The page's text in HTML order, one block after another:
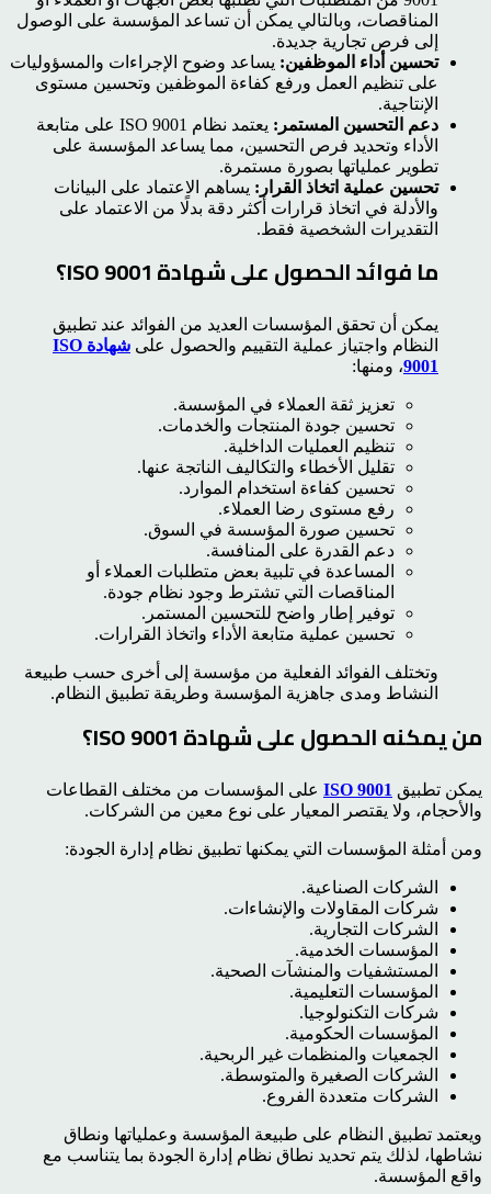
المناقصات، وبالتالي يمكن أن تساعد المؤسسة على الوصول
إلى فرص تجارية جديدة.
تحسين أداء الموظفين: يساعد وضوح الإجراءات والمسؤوليات
على تنظيم العمل ورفع كفاءة الموظفين وتحسين مستوى
الإنتاجية.
دعم التحسين المستمر:
يعتمد نظام ISO 9001 على متابعة
الأداء وتحديد فرص التحسين، مما يساعد المؤسسة على
تطوير عملياتها بصورة مستمرة.
تحسين عملية اتخاذ القرار: يساهم الاعتماد على البيانات
والأدلة في اتخاذ قرارات أكثر دقة بدلًا من الاعتماد على
التقديرات الشخصية فقط.
ما فوائد الحصول على شهادة ISO 9001؟
يمكن أن تحقق المؤسسات العديد من الفوائد عند تطبيق
النظام واجتياز عملية التقييم والحصول على
شهادة ISO
9001، ومنها:
تعزيز ثقة العملاء في المؤسسة.
تحسين جودة المنتجات والخدمات.
تنظيم العمليات الداخلية.
تقليل الأخطاء والتكاليف الناتجة عنها.
تحسين كفاءة استخدام الموارد.
رفع مستوى رضا العملاء.
تحسين صورة المؤسسة في السوق.
دعم القدرة على المنافسة.
المساعدة في تلبية بعض متطلبات العملاء أو
المناقصات التي تشترط وجود نظام جودة.
توفير إطار واضح للتحسين المستمر.
تحسين عملية متابعة الأداء واتخاذ القرارات.
وتختلف الفوائد الفعلية من مؤسسة إلى أخرى حسب طبيعة
النشاط ومدى جاهزية المؤسسة وطريقة تطبيق النظام.
من يمكنه الحصول على شهادة ISO 9001؟
يمكن تطبيق ISO 9001 على المؤسسات من مختلف القطاعات
والأحجام، ولا يقتصر المعيار على نوع معين من الشركات.
ومن أمثلة المؤسسات التي يمكنها تطبيق نظام إدارة الجودة:
الشركات الصناعية.
شركات المقاولات والإنشاءات.
الشركات التجارية.
المؤسسات الخدمية.
المستشفيات والمنشآت الصحية.
المؤسسات التعليمية.
شركات التكنولوجيا.
المؤسسات الحكومية.
الجمعيات والمنظمات غير الربحية.
الشركات الصغيرة والمتوسطة.
الشركات متعددة الفروع.
ويعتمد تطبيق النظام على طبيعة المؤسسة وعملياتها ونطاق
نشاطها، لذلك يتم تحديد نطاق نظام إدارة الجودة بما يتناسب مع
واقع المؤسسة.